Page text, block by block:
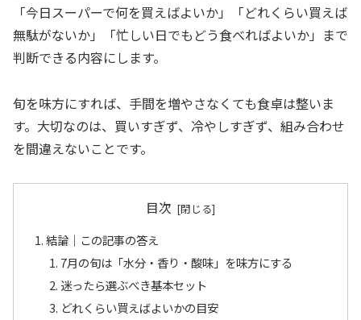
「今日スーパーで何を買えばよいか」「どれくらい買えば
無駄がないか」「忙しい日でもどう食べればよいか」まで
判断できる内容にします。
旬を味方にすれば、手間を増やさなくても食卓は整いま
す。大切なのは、買いすぎず、冷やしすぎず、組み合わせ
を間違えないことです。
目次
結論｜この記事の答え
7月の旬は「水分・香り・酸味」を味方にする
迷ったら選ぶべき基本セット
どれくらい買えばよいかの目安